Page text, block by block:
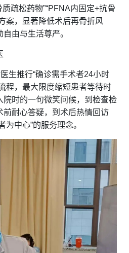
疏松药物”“PFNA内固定+抗骨
案，显著降低术后再骨折风
由与生活尊严。
生推行“确诊需手术者24小时
程，最大限度缩短患者等待时
院时的一句微笑问候，到检查检
前耐心答疑，到术后热情回访
中心”的服务理念。